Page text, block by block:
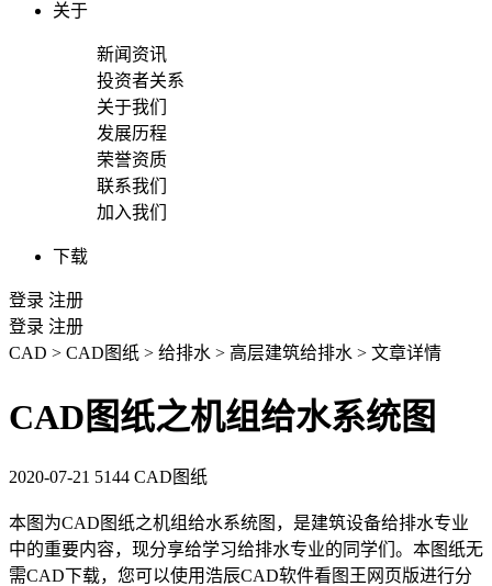
关于
新闻资讯
投资者关系
关于我们
发展历程
荣誉资质
联系我们
加入我们
下载
登录 注册
登录 注册
CAD > CAD图纸 > 给排水 > 高层建筑给排水 > 文章详情
CAD图纸之机组给水系统图
2020-07-21 5144 CAD图纸
本图为CAD图纸之机组给水系统图，是建筑设备给排水专业
中的重要内容，现分享给学习给排水专业的同学们。本图纸无
需CAD下载，您可以使用浩辰CAD软件看图王网页版进行分